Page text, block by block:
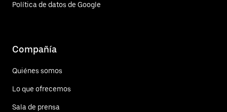
Política de datos de Google
Compañía
Quiénes somos
Lo que ofrecemos
Sala de prensa